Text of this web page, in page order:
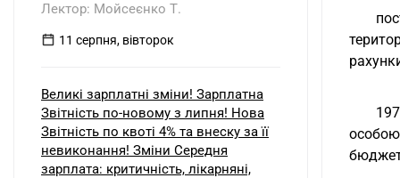
Лектор: Мойсеєнко Т.
11 серпня, вівторок
Великі зарплатні зміни! Зарплатна
Звітність по-новому з липня! Нова
Звітність по квоті 4% та внеску за її
невиконання! Зміни Середня
зарплата: критичність, лікарняні,